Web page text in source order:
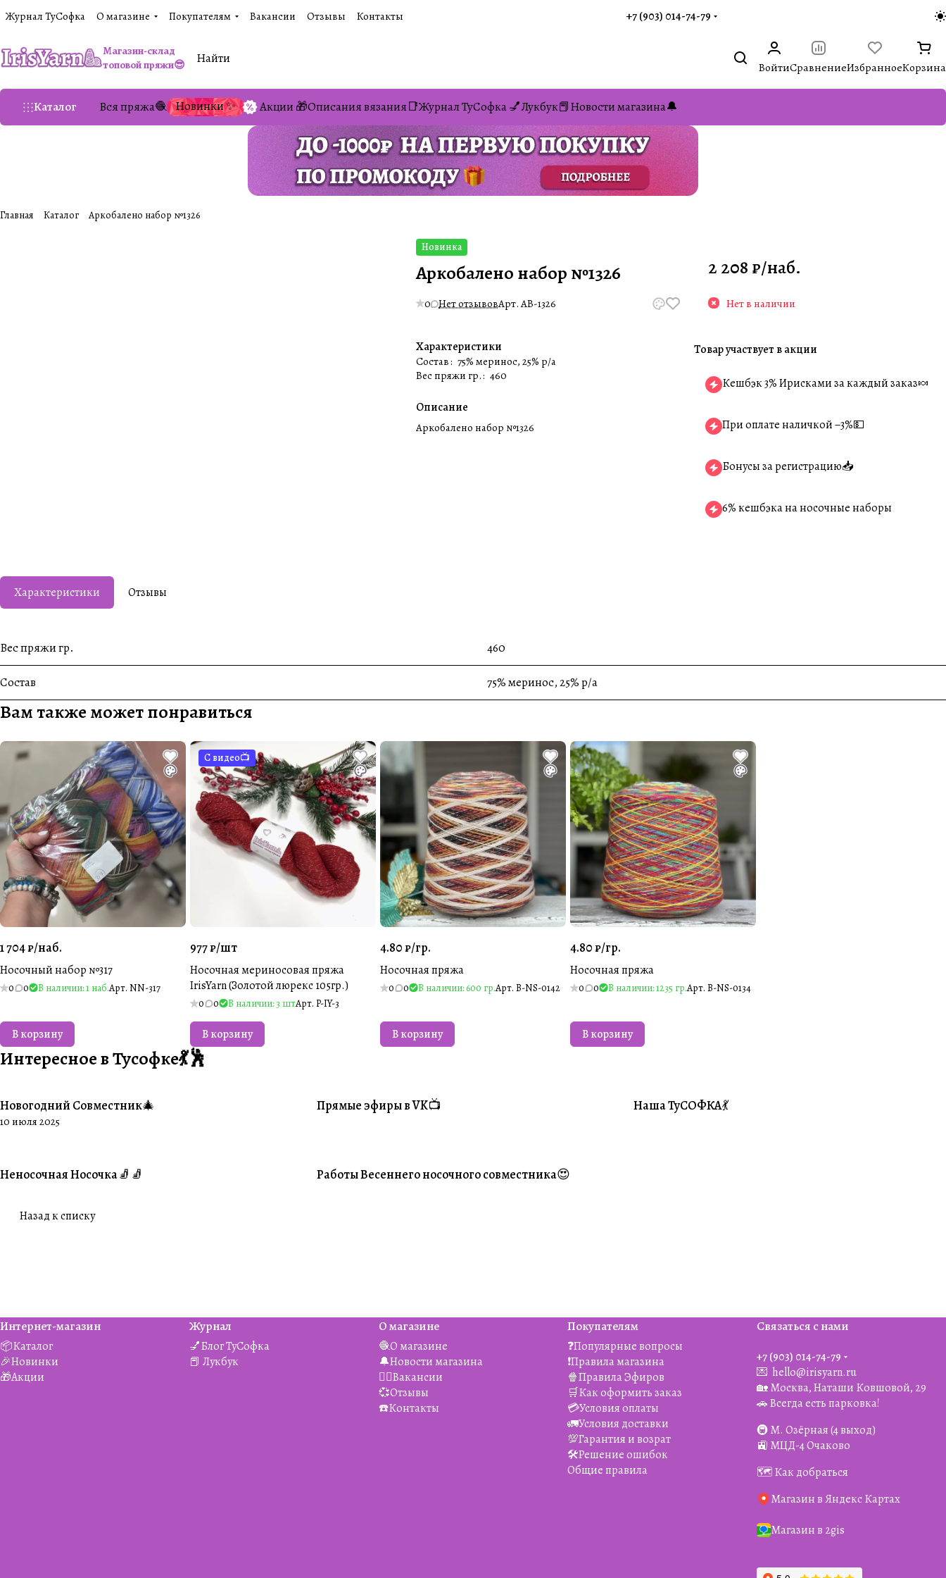
Журнал ТуСофка О магазине Покупателям Вакансии Отзывы Контакты +7 (903) 014-74-79‬
Магазин-склад
топовой пряжи😎
ВойтиСравнениеИзбранноеКорзина
Каталог Вся пряжа🧶 Новинки ✨ Акции 🎁Описания вязания📑Журнал ТуСофка 💅Лукбук📕Новости магазина🔔
Главная Каталог Аркобалено набор №1326
Новинка
Аркобалено набор №1326
0 Нет отзывовАрт.AB-1326
Характеристики
Состав: 75% меринос, 25% p/a
Вес пряжи гр.: 460
Описание
Аркобалено набор №1326
2 208 ₽/наб.
Нет в наличии
Товар участвует в акции
Кешбэк 3% Ирисками за каждый заказ🍬
При оплате наличкой −3%💵
Бонусы за регистрацию📥
6% кешбэка на носочные наборы
Характеристики Отзывы
Вес пряжи гр. 460
Состав 75% меринос, 25% p/a
Вам также может понравиться
1 704 ₽/наб.
Носочный набор №317
0 0 В наличии: 1 наб.Арт. NN-317
В корзину
С видео📺
977 ₽/шт
Носочная мериносовая пряжа
IrisYarn (Золотой люрекс 105гр.)
0 0 В наличии: 3 штАрт. P-IY-3
В корзину
4.80 ₽/гр.
Носочная пряжа
0 0 В наличии: 600 гр.Арт. B-NS-0142
В корзину
4.80 ₽/гр.
Носочная пряжа
0 0 В наличии: 1235 гр.Арт. B-NS-0134
В корзину
Интересное в Тусофке💃🕺
#Совместники
Новогодний Совместник🎄
10 июля 2025
#Житуха
Прямые эфиры в VK📺 #Совместники
Наша ТуСОФКА💃
#Ваше творчество
Неносочная Носочка🧦🧦 #Ваше творчество
Работы Весеннего носочного совместника😍
Назад к списку
Интернет-магазин
📦Каталог
🎉Новинки
🎁Акции
Журнал
💅Блог ТуСофка
📕 Лукбук
О магазине
🧶О магазине
🔔Новости магазина
👯‍♀️Вакансии
💞Отзывы
☎️Контакты
Покупателям
❓Популярные вопросы
❗️Правила магазина
🍿Правила Эфиров
🛒Как оформить заказ
💳Условия оплаты
🚛Условия доставки
💯Гарантия и возрат
🛠️Решение ошибок
Общие правила
Связаться с нами
+7 (903) 014-74-79‬
💌 hello@irisyarn.ru
🏡 Москва, Наташи Ковшовой, 29
🚗 Всегда есть парковка!
🚇 М. Озёрная (4 выход)
🚉 МЦД-4 Очаково
🗺️ Как добраться
Магазин в Яндекс Картах
Магазин в 2gis